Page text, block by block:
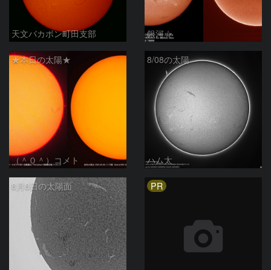
天文バカボン町田支部 銀河☆
★本日の太陽★
（＾０＾）コメト
8/08の太陽
ハム太
8月8日の太陽面 PR